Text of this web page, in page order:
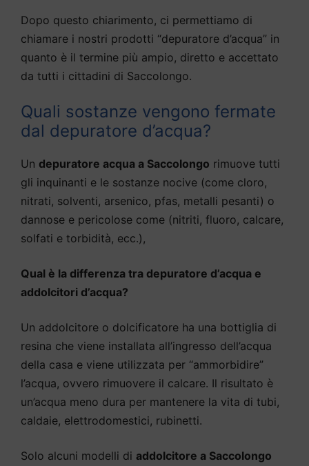
Dopo questo chiarimento, ci permettiamo di
chiamare i nostri prodotti “depuratore d’acqua” in
quanto è il termine più ampio, diretto e accettato
da tutti i cittadini di Saccolongo.
Quali sostanze vengono fermate
dal depuratore d’acqua?
Un depuratore acqua a Saccolongo rimuove tutti
gli inquinanti e le sostanze nocive (come cloro,
nitrati, solventi, arsenico, pfas, metalli pesanti) o
dannose e pericolose come (nitriti, fluoro, calcare,
solfati e torbidità, ecc.),
Qual è la differenza tra depuratore d’acqua e
addolcitori d’acqua?
Un addolcitore o dolcificatore ha una bottiglia di
resina che viene installata all’ingresso dell’acqua
della casa e viene utilizzata per “ammorbidire”
l’acqua, ovvero rimuovere il calcare. Il risultato è
un’acqua meno dura per mantenere la vita di tubi,
caldaie, elettrodomestici, rubinetti.
Solo alcuni modelli di addolcitore a Saccolongo